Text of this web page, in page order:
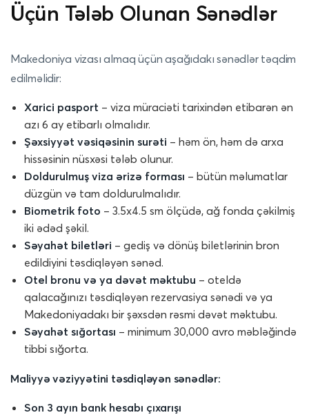
Üçün Tələb Olunan Sənədlər
Makedoniya vizası almaq üçün aşağıdakı sənədlər təqdim
edilməlidir:
Xarici pasport – viza müraciəti tarixindən etibarən ən
azı 6 ay etibarlı olmalıdır.
Şəxsiyyət vəsiqəsinin surəti – həm ön, həm də arxa
hissəsinin nüsxəsi tələb olunur.
Doldurulmuş viza ərizə forması – bütün məlumatlar
düzgün və tam doldurulmalıdır.
Biometrik foto – 3.5x4.5 sm ölçüdə, ağ fonda çəkilmiş
iki ədəd şəkil.
Səyahət biletləri – gediş və dönüş biletlərinin bron
edildiyini təsdiqləyən sənəd.
Otel bronu və ya dəvət məktubu – oteldə
qalacağınızı təsdiqləyən rezervasiya sənədi və ya
Makedoniyadakı bir şəxsdən rəsmi dəvət məktubu.
Səyahət sığortası – minimum 30,000 avro məbləğində
tibbi sığorta.
Maliyyə vəziyyətini təsdiqləyən sənədlər:
Son 3 ayın bank hesabı çıxarışı